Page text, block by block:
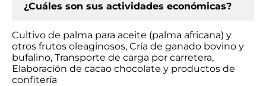
¿Cuáles son sus actividades económicas?
Cultivo de palma para aceite (palma africana) y
otros frutos oleaginosos, Cría de ganado bovino y
bufalino, Transporte de carga por carretera,
Elaboración de cacao chocolate y productos de
confitería